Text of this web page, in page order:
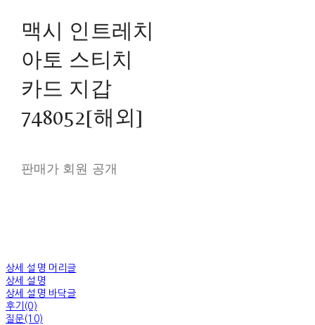
맥시 인트레치
아토 스티치
카드 지갑
748052[해외]
판매가 회원 공개
상세 설명 머리글
상세 설명
상세 설명 바닥글
후기(0)
질문(10)